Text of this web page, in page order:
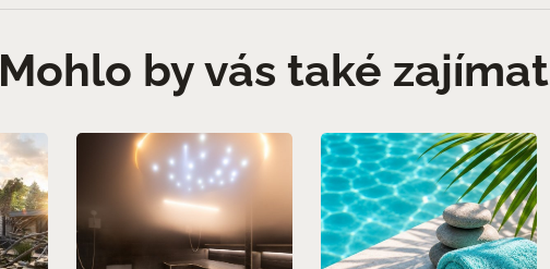
Mohlo by vás také zajímat